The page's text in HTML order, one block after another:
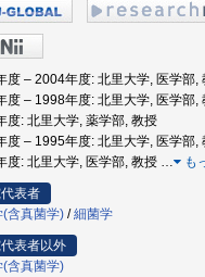
度 – 2004年度: 北里大学, 医学部,
度 – 1998年度: 北里大学, 医学部,
度: 北里大学, 薬学部, 教授
度 – 1995年度: 北里大学, 医学部,
度: 北里大学, 医学部, 教授 … も
表者
(含真菌学) /細菌学
表者以外
(含真菌学)